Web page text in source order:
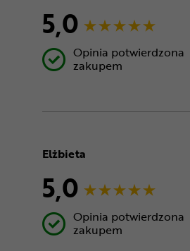
5,0
Opinia potwierdzona
zakupem
Elżbieta
5,0
Opinia potwierdzona
zakupem